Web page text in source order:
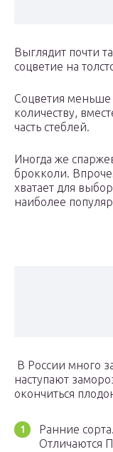
Выглядит почти
соцветие на
Соцветия
количеству,
часть стеблей.
Иногда же
брокколи.
хватает для
наиболее
В России много
наступают
окончиться
Ранние
Отличаются